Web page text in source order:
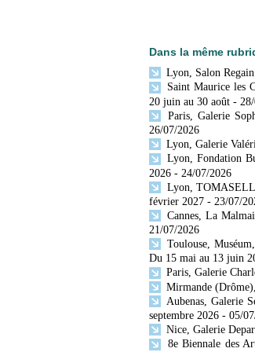
Dans la même
Lyon, Salon
Saint Maurice les
20 juin au 30 août -
Paris, Galerie
26/07/2026
Lyon, Galerie
Lyon, Fondation
2026 - 24/07/2026
Lyon,
février 2027 - 23/07/
Cannes, La
21/07/2026
Toulouse,
Du 15 mai au 13 juin
Paris, Galerie
Mirmande
Aubenas, Galerie
septembre 2026 - 05/
Nice, Galerie
8e Biennale des